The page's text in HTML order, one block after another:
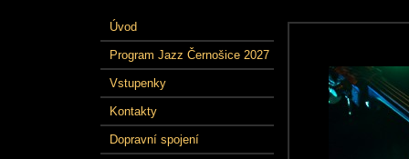
Úvod
Program Jazz Černošice 2027
Vstupenky
Kontakty
Dopravní spojení